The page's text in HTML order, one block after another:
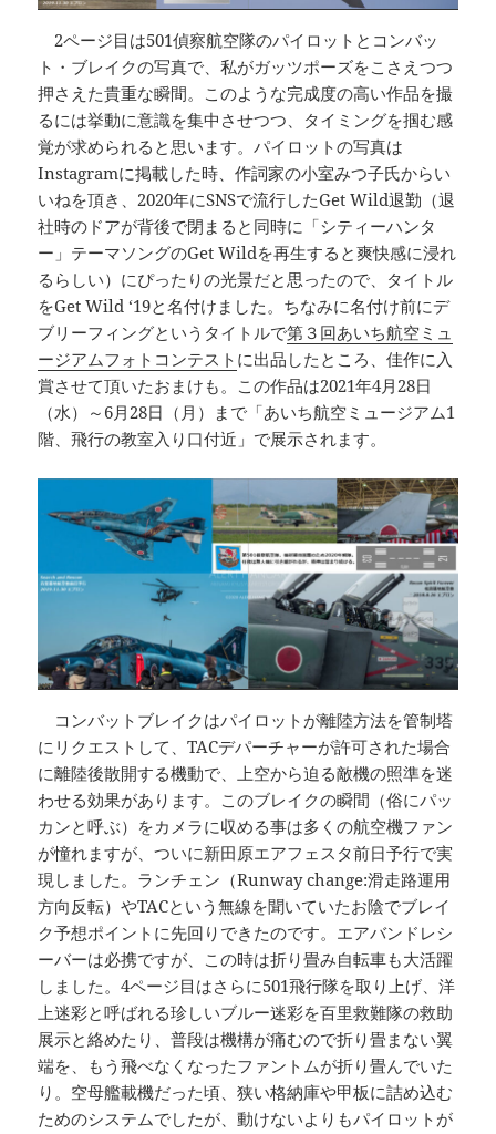
2ページ目は501偵察航空隊のパイロットとコンバッ
ト・ブレイクの写真で、私がガッツポーズをこさえつつ
押さえた貴重な瞬間。このような完成度の高い作品を撮
るには挙動に意識を集中させつつ、タイミングを掴む感
覚が求められると思います。パイロットの写真は
Instagramに掲載した時、作詞家の小室みつ子氏からい
いねを頂き、2020年にSNSで流行したGet Wild退勤（退
社時のドアが背後で閉まると同時に「シティーハンタ
ー」テーマソングのGet Wildを再生すると爽快感に浸れ
るらしい）にぴったりの光景だと思ったので、タイトル
をGet Wild ‘19と名付けました。ちなみに名付け前にデ
ブリーフィングというタイトルで第３回あいち航空ミュ
ージアムフォトコンテスト に出品したところ、佳作に入
賞させて頂いたおまけも。この作品は2021年4月28日
（水）～6月28日（月）まで「あいち航空ミュージアム1
階、飛行の教室入り口付近」で展示されます。
コンバットブレイクはパイロットが離陸方法を管制塔
にリクエストして、TACデパーチャーが許可された場合
に離陸後散開する機動で、上空から迫る敵機の照準を迷
わせる効果があります。このブレイクの瞬間（俗にパッ
カンと呼ぶ）をカメラに収める事は多くの航空機ファン
が憧れますが、ついに新田原エアフェスタ前日予行で実
現しました。ランチェン（Runway change:滑走路運用
方向反転）やTACという無線を聞いていたお陰でブレイ
ク予想ポイントに先回りできたのです。エアバンドレシ
ーバーは必携ですが、この時は折り畳み自転車も大活躍
しました。4ページ目はさらに501飛行隊を取り上げ、洋
上迷彩と呼ばれる珍しいブルー迷彩を百里救難隊の救助
展示と絡めたり、普段は機構が痛むので折り畳まない翼
端を、もう飛べなくなったファントムが折り畳んでいた
り。空母艦載機だった頃、狭い格納庫や甲板に詰め込む
ためのシステムでしたが、動けないよりもパイロットが